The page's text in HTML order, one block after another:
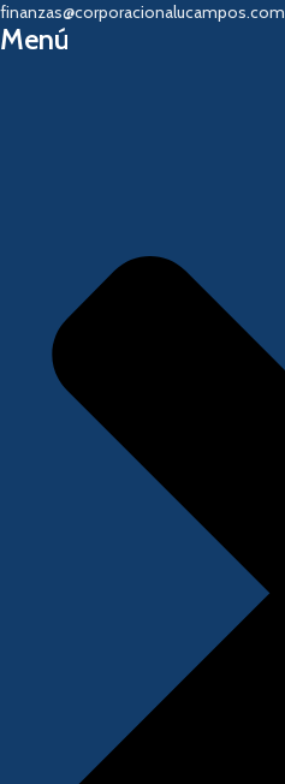
finanzas@corporacionalucampos.com
Menú